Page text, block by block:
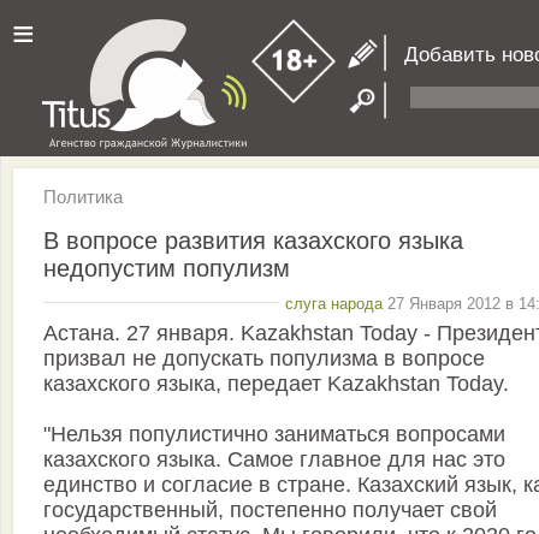
≡ Добавить
Политика
В вопросе развития казахского языка
недопустим популизм
слуга народа 27 Января 2012 в
Астана. 27 января. Kazakhstan Today -
призвал не допускать популизма в вопросе
казахского языка, передает Kazakhstan Today.
"Нельзя популистично заниматься вопросами
казахского языка. Самое главное для нас это
единство и согласие в стране. Казахский язык,
государственный, постепенно получает свой